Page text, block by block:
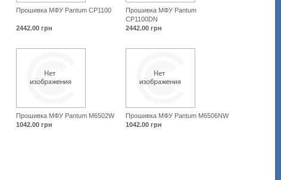
Прошивка МФУ Pantum CP1100
Прошивка МФУ Pantum
CP1100DN
2442.00 грн 2442.00 грн
Прошивка МФУ Pantum M6502W
Прошивка МФУ Pantum M6506NW
1042.00 грн 1042.00 грн